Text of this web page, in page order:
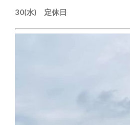
30(水) 定休日